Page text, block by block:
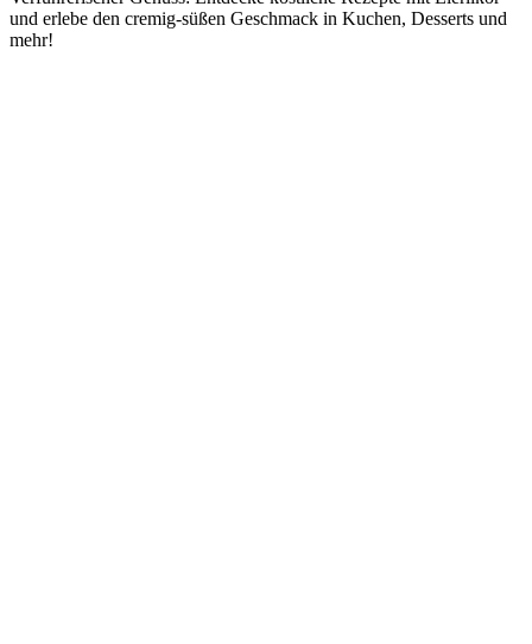
und erlebe den cremig-süßen Geschmack in Kuchen, Desserts und
mehr!